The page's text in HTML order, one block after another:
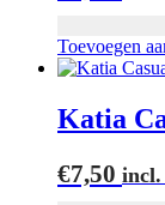
Toevoegen
Katia
€7,50